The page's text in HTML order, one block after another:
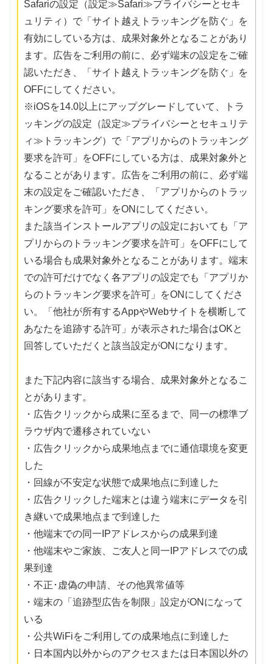
Safariの設定（設定≫Safari≫プライバシーとセキ
ュリティ）で「サイト越えトラッキングを防ぐ」を
有効にしている方は、成果対象外となることがあり
ます。広告をご利用の前に、必ず端末の設定をご確
認いただき、「サイト越えトラッキングを防ぐ」を
OFFにしてください。
※iOSを14.0以上にアップグレードしていて、トラ
ッキングの設定（設定≫プライバシーとセキュリテ
ィ≫トラッキング）で「アプリからのトラッキング
要求を許可」をOFFにしている方は、成果対象外と
なることがあります。広告をご利用の前に、必ず端
末の設定をご確認いただき、「アプリからのトラッ
キング要求を許可」をONにしてください。
また該当インストールアプリの設定においても「ア
プリからのトラッキング要求を許可」をOFFにして
いる場合も成果対象外となることがあります。端末
での許可だけでなく各アプリの設定でも「アプリか
らのトラッキング要求を許可」をONにしてくださ
い。「他社が所有するAppやWebサイトを横断して
あなたを追跡する許可」が表示された場合はOKと
回答していただくと該当設定がONになります。
また下記内容に該当する場合、成果対象外となるこ
とがあります。
・広告クリックから成果に至るまで、同一の標準ブ
ラウザ内で遷移されていない
・広告クリックから成果地点までに通信環境を変更
した
・回線が不安定な状態で成果地点に到達した
・広告クリックした端末とは違う端末にデータを引
き継いで成果地点まで到達した
・他端末での同一IPアドレスからの成果到達
・他端末やご家族、ご友人と同一IPアドレスでの成
果到達
・不正･虚偽の申請、その他異常値等
・端末の「追跡型広告を制限」設定がONになって
いる
・公共WiFiをご利用しての成果地点に到達した
・日本国内以外からのアクセスまたは日本国以外の